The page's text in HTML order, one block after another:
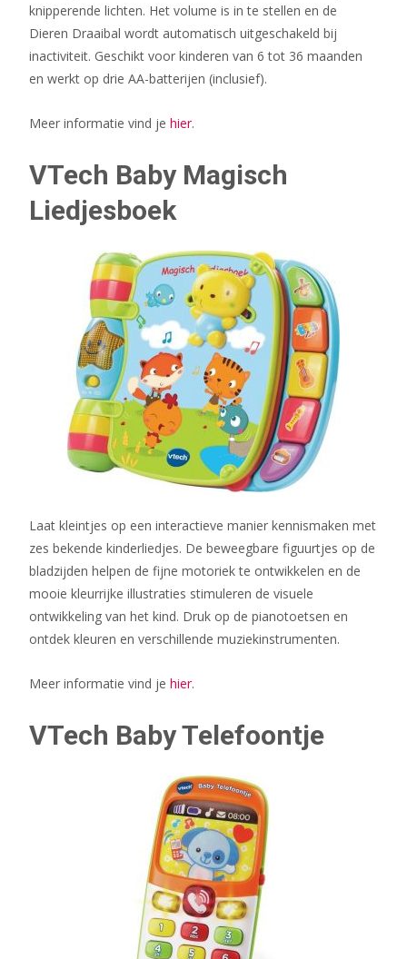
knipperende lichten. Het volume is in te stellen en de
Dieren Draaibal wordt automatisch uitgeschakeld bij
inactiviteit. Geschikt voor kinderen van 6 tot 36 maanden
en werkt op drie AA-batterijen (inclusief).
Meer informatie vind je hier.
VTech Baby Magisch
Liedjesboek
Laat kleintjes op een interactieve manier kennismaken met
zes bekende kinderliedjes. De beweegbare figuurtjes op de
bladzijden helpen de fijne motoriek te ontwikkelen en de
mooie kleurrijke illustraties stimuleren de visuele
ontwikkeling van het kind. Druk op de pianotoetsen en
ontdek kleuren en verschillende muziekinstrumenten.
Meer informatie vind je hier.
VTech Baby Telefoontje